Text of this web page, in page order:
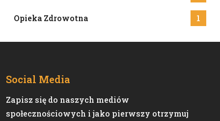
Opieka Zdrowotna 1
Social Media
Zapisz się do naszych mediów
społecznościowych i jako pierwszy otrzymuj